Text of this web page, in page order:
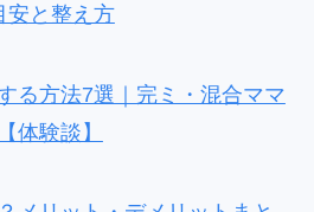
安と整え方
る方法7選｜完ミ・混合ママ
体験談】